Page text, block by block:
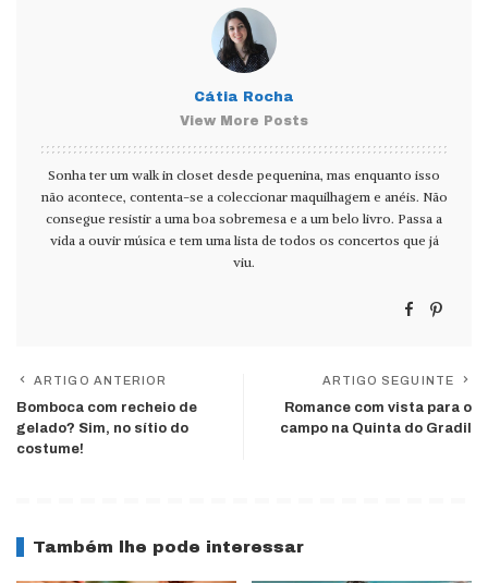
Cátia Rocha
View More Posts
Sonha ter um walk in closet desde pequenina, mas enquanto isso
não acontece, contenta-se a coleccionar maquilhagem e anéis. Não
consegue resistir a uma boa sobremesa e a um belo livro. Passa a
vida a ouvir música e tem uma lista de todos os concertos que já
viu.
ARTIGO ANTERIOR
Bomboca com recheio de
gelado? Sim, no sítio do
costume!
ARTIGO SEGUINTE
Romance com vista para o
campo na Quinta do Gradil
Também lhe pode interessar